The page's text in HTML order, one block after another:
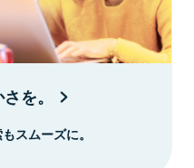
を。
スムーズに。